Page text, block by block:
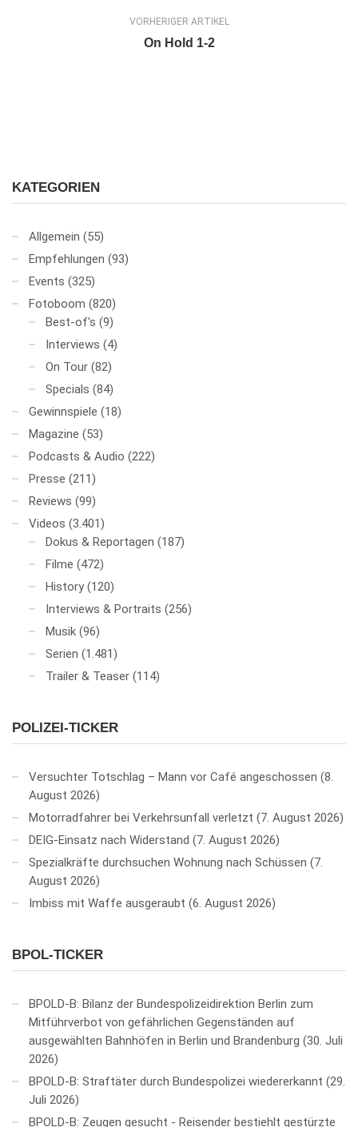
VORHERIGER ARTIKEL
On Hold 1-2
KATEGORIEN
Allgemein (55)
Empfehlungen (93)
Events (325)
Fotoboom (820)
Best-of's (9)
Interviews (4)
On Tour (82)
Specials (84)
Gewinnspiele (18)
Magazine (53)
Podcasts & Audio (222)
Presse (211)
Reviews (99)
Videos (3.401)
Dokus & Reportagen (187)
Filme (472)
History (120)
Interviews & Portraits (256)
Musik (96)
Serien (1.481)
Trailer & Teaser (114)
POLIZEI-TICKER
Versuchter Totschlag – Mann vor Café angeschossen 8.
August 2026
Motorradfahrer bei Verkehrsunfall verletzt
7. August 2026
DEIG-Einsatz nach Widerstand
7. August 2026
Spezialkräfte durchsuchen Wohnung nach Schüssen
7.
August 2026
Imbiss mit Waffe ausgeraubt 6. August 2026
BPOL-TICKER
BPOLD-B: Bilanz der Bundespolizeidirektion Berlin zum
Mitführverbot von gefährlichen Gegenständen auf
ausgewählten Bahnhöfen in Berlin und Brandenburg 30. Juli
2026
BPOLD-B: Straftäter durch Bundespolizei wiedererkannt
29.
Juli 2026
BPOLD-B: Zeugen gesucht - Reisender bestiehlt gestürzte